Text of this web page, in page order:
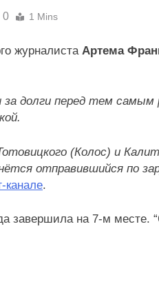
0 1 Mins
журналиста Артема
долги перед тем самым
(Колос) и
отправившийся по
канале.
завершила на 7-м месте.